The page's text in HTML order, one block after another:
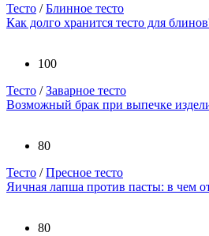
Тесто /Блинное тесто
Как долго хранится тесто для
100
Тесто /Заварное тесто
Возможный брак при выпечке
80
Тесто /Пресное тесто
Яичная лапша против пасты: в чем
80